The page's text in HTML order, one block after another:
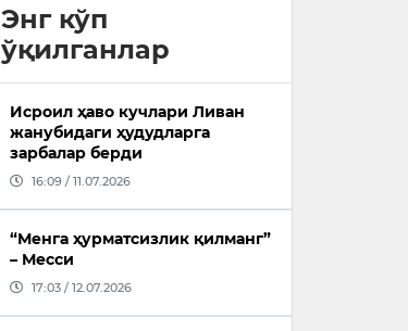
Энг кўп
ўқилганлар
Исроил ҳаво кучлари Ливан
жанубидаги ҳудудларга
зарбалар берди
16:09 / 11.07.2026
“Менга ҳурматсизлик қилманг”
– Месси
17:03 / 12.07.2026